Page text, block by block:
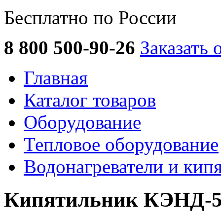
Бесплатно по России
8 800 500-90-26 Заказать
Главная
Каталог товаров
Оборудование
Тепловое оборудование
Водонагреватели и
Кипятильник КЭНД-